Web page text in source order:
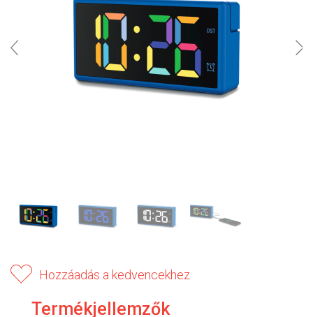
Hozzáadás a kedvencekhez
Termékjellemzők